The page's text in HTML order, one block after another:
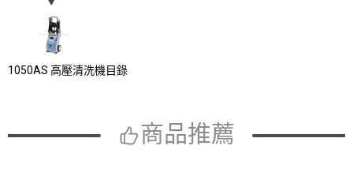
1050AS 高壓清洗機目錄
商品推薦